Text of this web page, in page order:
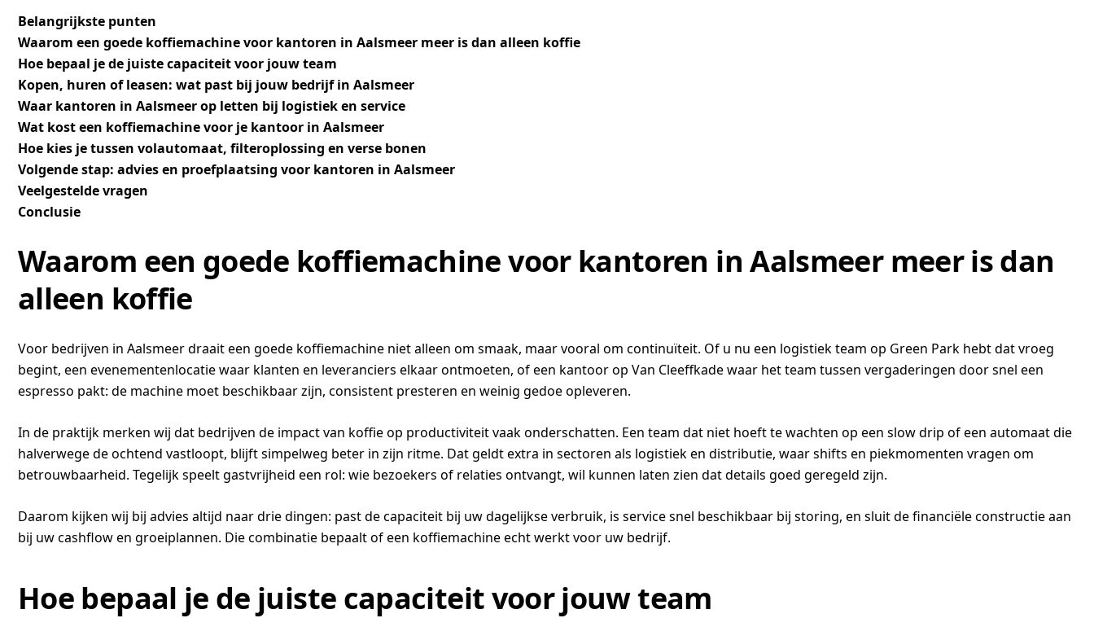
Belangrijkste punten
Waarom een goede koffiemachine voor kantoren in Aalsmeer meer is dan alleen koffie
Hoe bepaal je de juiste capaciteit voor jouw team
Kopen, huren of leasen: wat past bij jouw bedrijf in Aalsmeer
Waar kantoren in Aalsmeer op letten bij logistiek en service
Wat kost een koffiemachine voor je kantoor in Aalsmeer
Hoe kies je tussen volautomaat, filteroplossing en verse bonen
Volgende stap: advies en proefplaatsing voor kantoren in Aalsmeer
Veelgestelde vragen
Conclusie
Waarom een goede koffiemachine voor kantoren in Aalsmeer meer is dan
alleen koffie
Voor bedrijven in Aalsmeer draait een goede koffiemachine niet alleen om smaak, maar vooral om continuïteit. Of u nu een logistiek team op Green Park hebt dat vroeg
begint, een evenementenlocatie waar klanten en leveranciers elkaar ontmoeten, of een kantoor op Van Cleeffkade waar het team tussen vergaderingen door snel een
espresso pakt: de machine moet beschikbaar zijn, consistent presteren en weinig gedoe opleveren.
In de praktijk merken wij dat bedrijven de impact van koffie op productiviteit vaak onderschatten. Een team dat niet hoeft te wachten op een slow drip of een automaat die
halverwege de ochtend vastloopt, blijft simpelweg beter in zijn ritme. Dat geldt extra in sectoren als logistiek en distributie, waar shifts en piekmomenten vragen om
betrouwbaarheid. Tegelijk speelt gastvrijheid een rol: wie bezoekers of relaties ontvangt, wil kunnen laten zien dat details goed geregeld zijn.
Daarom kijken wij bij advies altijd naar drie dingen: past de capaciteit bij uw dagelijkse verbruik, is service snel beschikbaar bij storing, en sluit de financiële constructie aan
bij uw cashflow en groeiplannen. Die combinatie bepaalt of een koffiemachine echt werkt voor uw bedrijf.
Hoe bepaal je de juiste capaciteit voor jouw team